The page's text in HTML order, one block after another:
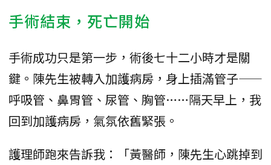
手術結束，死亡開始
手術成功只是第一步，術後七十二小時才是關
鍵。陳先生被轉入加護病房，身上插滿管子——
呼吸管、鼻胃管、尿管、胸管……隔天早上，我
回到加護病房，氣氛依舊緊張。
護理師跑來告訴我：「黃醫師，陳先生心跳掉到